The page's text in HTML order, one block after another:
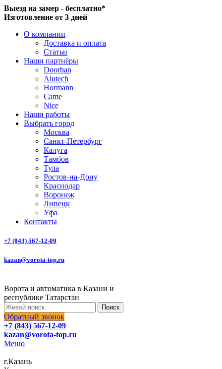
Выезд на замер - бесплатно*
Изготовление от 3 дней
О компании
Доставка и оплата
Статьи
Наши партнёры
Doorhan
Alutech
Hormann
Came
Nice
Наши работы
Выбрать город
Москва
Санкт-Петербург
Калуга
Тамбов
Тула
Ростов-на-Дону
Краснодар
Воронеж
Липецк
Уфа
Контакты
+7 (843) 567-12-09
kazan@vorota-top.ru
Ворота и автоматика в Казани и
республике Татарстан
Поиск
Обратный звонок
+7 (843) 567-12-09
kazan@vorota-top.ru
Меню
г.Казань